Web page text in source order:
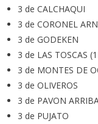
3 de CALCHAQUI
3 de CORONEL
3 de GODEKEN
3 de LAS TOSCAS
3 de MONTES DE
3 de OLIVEROS
3 de PAVON
3 de PUJATO